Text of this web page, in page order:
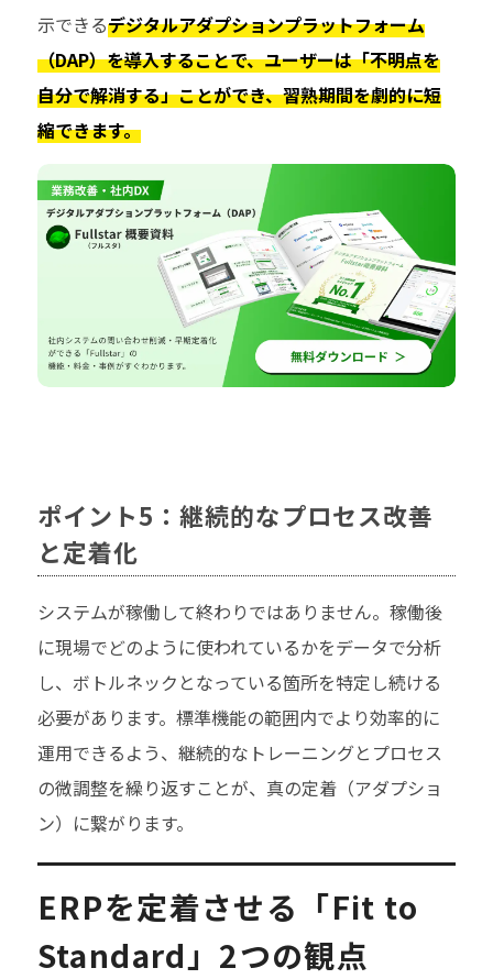
示できるデジタルアダプションプラットフォーム
（DAP）を導入することで、ユーザーは「不明点を
自分で解消する」ことができ、習熟期間を劇的に短
縮できます。
ポイント5：継続的なプロセス改善
と定着化
システムが稼働して終わりではありません。稼働後
に現場でどのように使われているかをデータで分析
し、ボトルネックとなっている箇所を特定し続ける
必要があります。標準機能の範囲内でより効率的に
運用できるよう、継続的なトレーニングとプロセス
の微調整を繰り返すことが、真の定着（アダプショ
ン）に繋がります。
ERPを定着させる「Fit to
Standard」2つの観点